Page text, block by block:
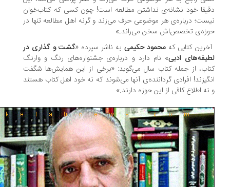
خود نشانه‌ی نداشتن مطالعه است! چون کسی که کتاب‌خوان
درباره‌ی هر موضوعی حرف می‌زند و گرنه اهل مطالعه تنها در
تخصص‌اش سخن می‌راند.»
کتابی کهمحمود حکیمیبه ناشر سپرده «گشت و گذاری در
ادبی» نام دارد و درباره‌ی جشنواره‌های رنگ و وارنگ
از جمله کتاب سال می‌گوید: «برخی از این همایش‌ها شگفت
افرادی گرداننده‌ی آنها می‌شوند که نه خود اهل کتاب هستند
اطلاع کافی از این حوزه دارند.»